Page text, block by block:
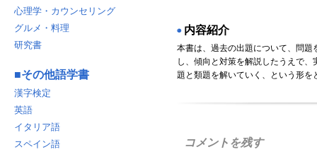
◉ 内容紹介
本書は、過去の出題について、問題
し、傾向と対策を解説したうえで、
題と類題を解いていく、という形を
コメントを残す
心理学・カウンセリング
グルメ・料理
研究書
■その他語学書
漢字検定
英語
イタリア語
スペイン語